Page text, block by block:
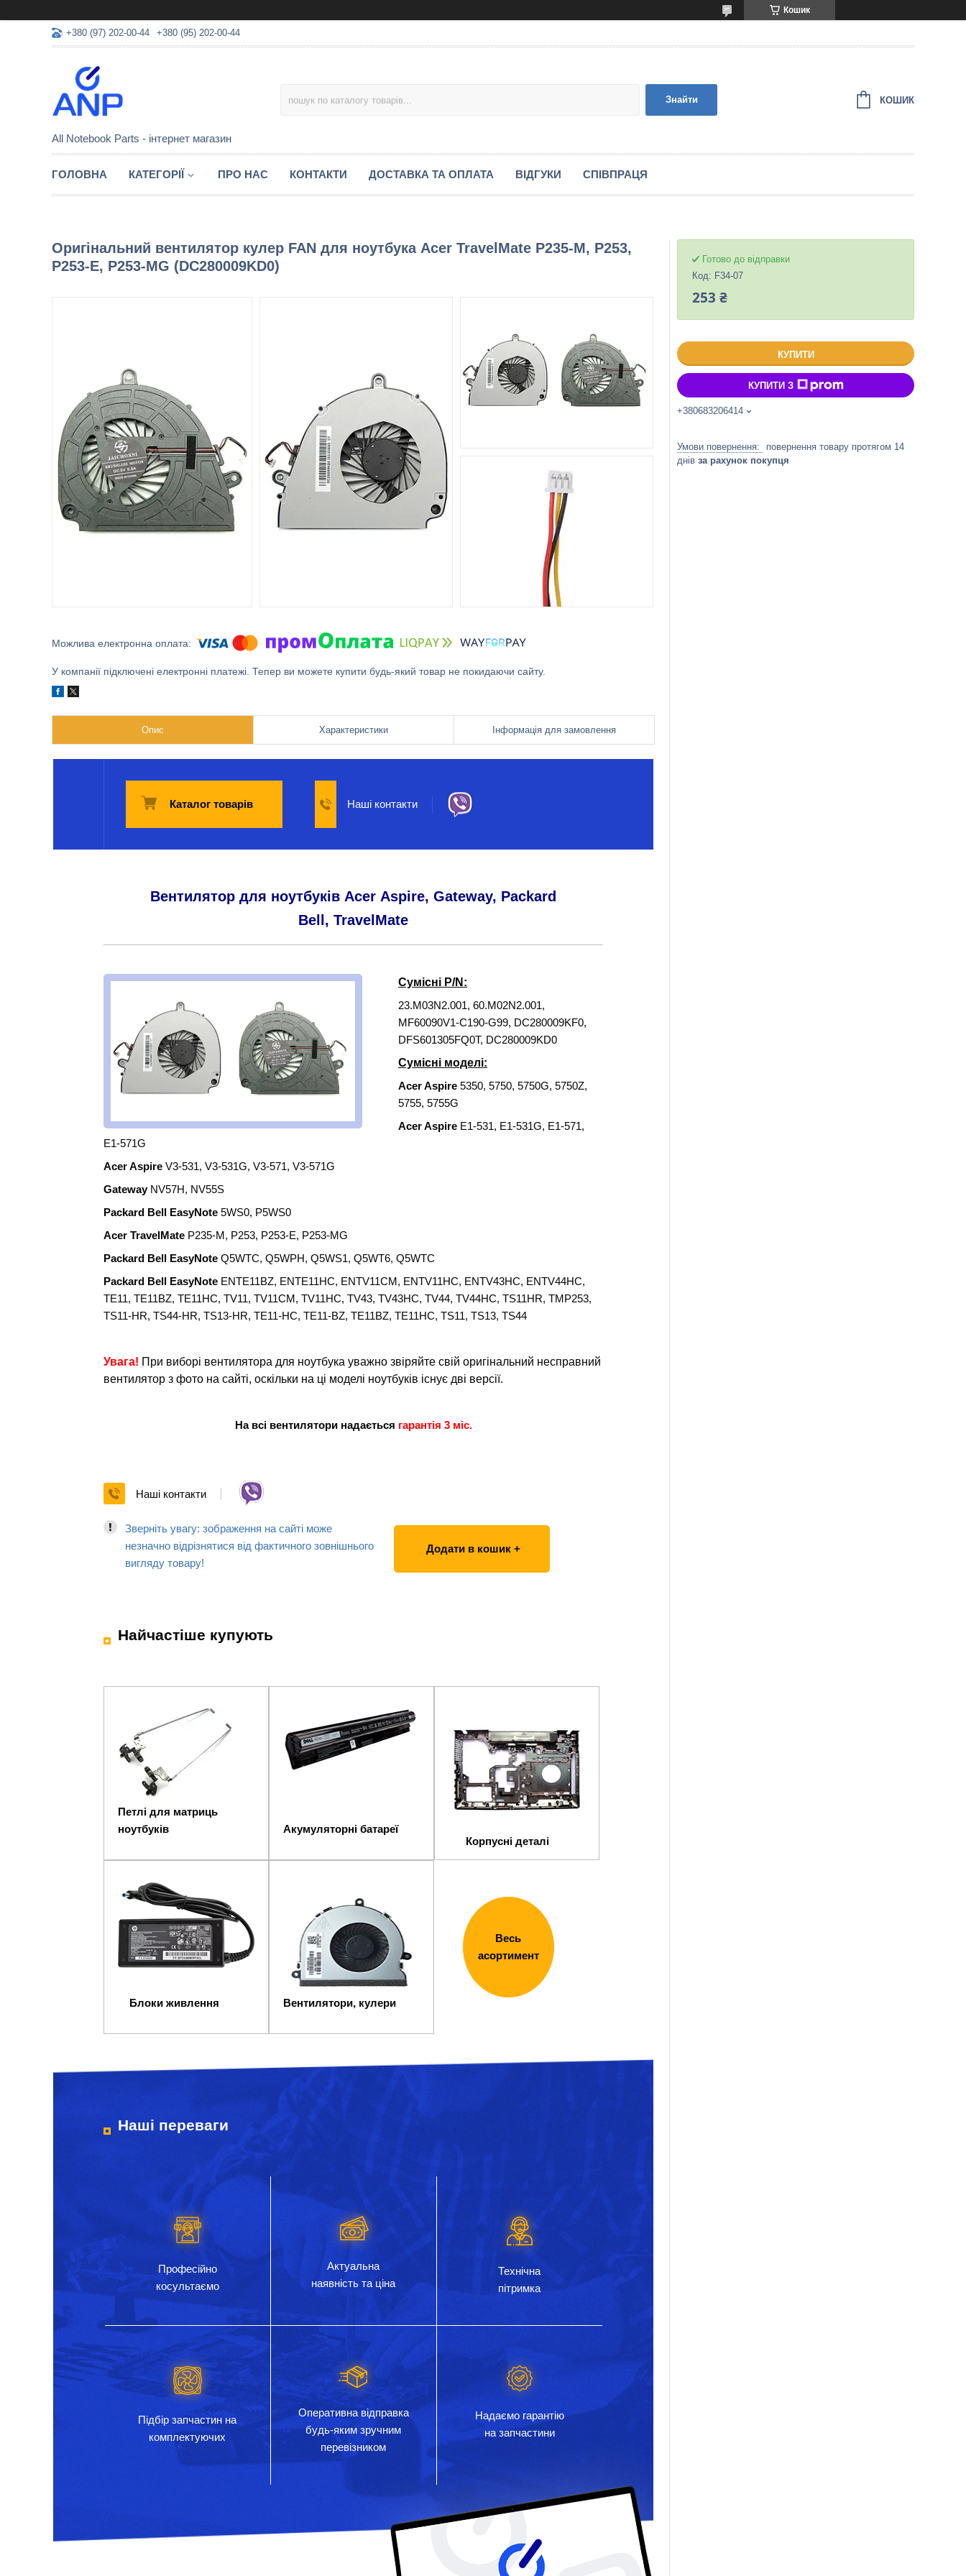
Кошик
+380 (97) 202-00-44 +380 (95) 202-00-44
All Notebook Parts - інтернет магазин
Знайти КОШИК
ГОЛОВНА КАТЕГОРІЇ ПРО НАС КОНТАКТИ ДОСТАВКА ТА ОПЛАТА ВІДГУКИ СПІВПРАЦЯ
Оригінальний вентилятор кулер FAN для ноутбука Acer TravelMate P235-M, P253,
P253-E, P253-MG (DC280009KD0)
У компанії підключені електронні платежі. Тепер ви можете купити будь-який товар не покидаючи сайту.
Опис Характеристики Інформація для замовлення
Каталог товарів Наші контакти
Вентилятор для ноутбуків Acer Aspire, Gateway, Packard
Bell, TravelMate
Сумісні P/N:
23.M03N2.001, 60.M02N2.001,
MF60090V1-C190-G99, DC280009KF0,
DFS601305FQ0T, DC280009KD0
Сумісні моделі:
Acer Aspire 5350, 5750, 5750G, 5750Z,
5755, 5755G
Acer Aspire E1-531, E1-531G, E1-571,
E1-571G
Acer Aspire V3-531, V3-531G, V3-571, V3-571G
Gateway NV57H, NV55S
Packard Bell EasyNote 5WS0, P5WS0
Acer TravelMate P235-M, P253, P253-E, P253-MG
Packard Bell EasyNote Q5WTC, Q5WPH, Q5WS1, Q5WT6, Q5WTC
Packard Bell EasyNote ENTE11BZ, ENTE11HC, ENTV11CM, ENTV11HC, ENTV43HC, ENTV44HC,
TE11, TE11BZ, TE11HC, TV11, TV11CM, TV11HC, TV43, TV43HC, TV44, TV44HC, TS11HR, TMP253,
TS11-HR, TS44-HR, TS13-HR, TE11-HC, TE11-BZ, TE11BZ, TE11HC, TS11, TS13, TS44
Увага! При виборі вентилятора для ноутбука уважно звіряйте свій оригінальний несправний
вентилятор з фото на сайті, оскільки на ці моделі ноутбуків існує дві версії.
На всі вентилятори надається гарантія 3 міс.
Наші контакти
Зверніть увагу: зображення на сайті може
незначно відрізнятися від фактичного зовнішнього
вигляду товару!
Додати в кошик +
Найчастіше купують
Петлі для матриць
ноутбуків
Акумуляторні батареї
Корпусні деталі
Блоки живлення Вентилятори, кулери
Весь
асортимент
Наші переваги
Професійно
косультаємо
Актуальна
наявність та ціна
Технічна
пітримка
Підбір запчастин на
комплектуючих
Оперативна відправка
будь-яким зручним
перевізником
Надаємо гарантію
на запчастини
Готово до відправки
Код: F34-07
253 ₴
КУПИТИ
КУПИТИ З
+380683206414
повернення товару протягом 14
днів за рахунок покупця